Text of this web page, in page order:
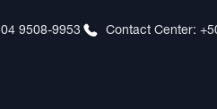
9508-9953 Contact Center: